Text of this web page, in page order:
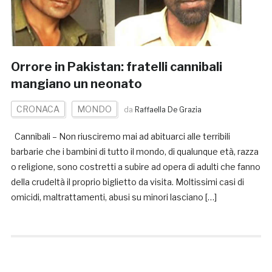
Orrore in Pakistan: fratelli cannibali
mangiano un neonato
CRONACA MONDO da Raffaella De Grazia
Cannibali – Non riusciremo mai ad abituarci alle terribili
barbarie che i bambini di tutto il mondo, di qualunque età, razza
o religione, sono costretti a subire ad opera di adulti che fanno
della crudeltà il proprio biglietto da visita. Moltissimi casi di
omicidi, maltrattamenti, abusi su minori lasciano […]